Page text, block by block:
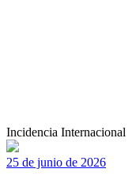
Incidencia Internacional
25 de junio de 2026